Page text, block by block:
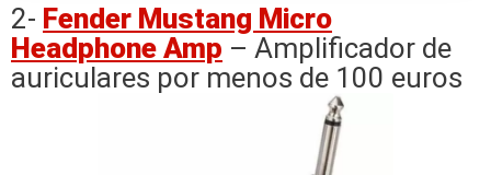
2- Fender Mustang Micro
Headphone Amp – Amplificador de
auriculares por menos de 100 euros